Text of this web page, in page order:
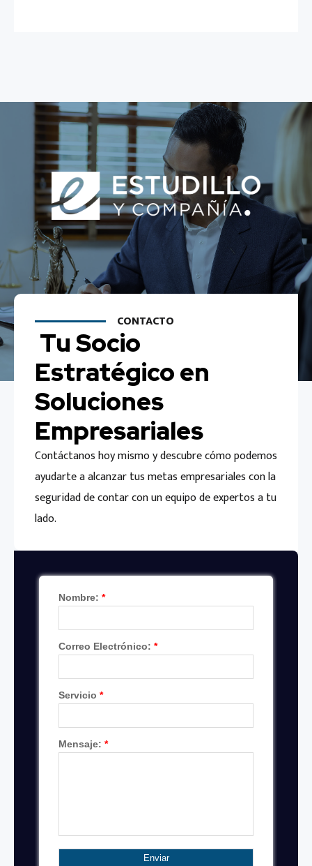
CONTACTO
Tu Socio
Estratégico en
Soluciones
Empresariales
Contáctanos hoy mismo y descubre cómo podemos
ayudarte a alcanzar tus metas empresariales con la
seguridad de contar con un equipo de expertos a tu
lado.